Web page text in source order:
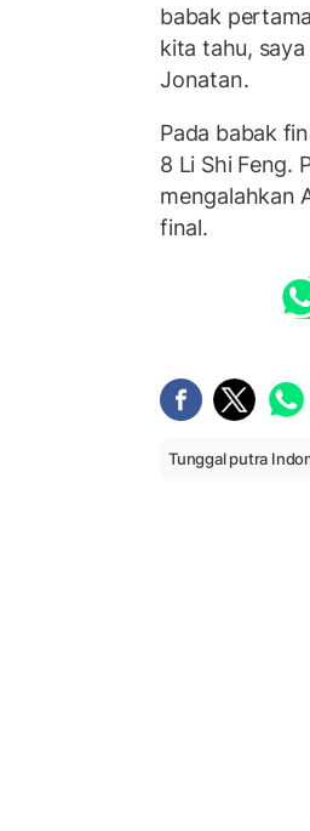
babak
kita tahu,
Jonatan.
Pada babak
8 Li Shi Feng.
mengalahkan
final.
Tunggal putra